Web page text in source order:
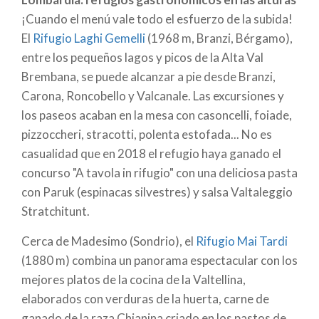
puede pasar una noche inolvidable en la Foxy House,
una maravillosa cabaña de madera situada en un
peñasco en medio del Val Zebrù.
El Rifugio Gianetti, un templo del alpinismo en la
parte alta de Val Porcelizzo (2534 m, Val Masino), se
puede alcanzar a pie desde Bagni del Masino en unas
3 horas y media. Es el punto de partida para escalar
el Pizzo Badile, que se eleva sobre él, el Pizzo
Cengalo y otros, incluida la famosa Vía Cassin,
abierta en 1937 por el famoso alpinista.
Valsassina: los refugios en las "montañas de
Milán".
Grigna y Resegone son dos picos lombardos muy
¡Cuando el menú vale todo el esfuerzo de la subida!
El Rifugio Laghi Gemelli(1968 m, Branzi, Bérgamo),
entre los pequeños lagos y picos de la Alta Val
Brembana, se puede alcanzar a pie desde Branzi,
Carona, Roncobello y Valcanale. Las excursiones y
los paseos acaban en la mesa con casoncelli, foiade,
pizzoccheri, stracotti, polenta estofada... No es
casualidad que en 2018 el refugio haya ganado el
concurso "A tavola in rifugio" con una deliciosa pasta
con Paruk (espinacas silvestres) y salsa Valtaleggio
Stratchitunt.
Cerca de Madesimo (Sondrio), el Rifugio Mai Tardi
(1880 m) combina un panorama espectacular con los
mejores platos de la cocina de la Valtellina,
elaborados con verduras de la huerta, carne de